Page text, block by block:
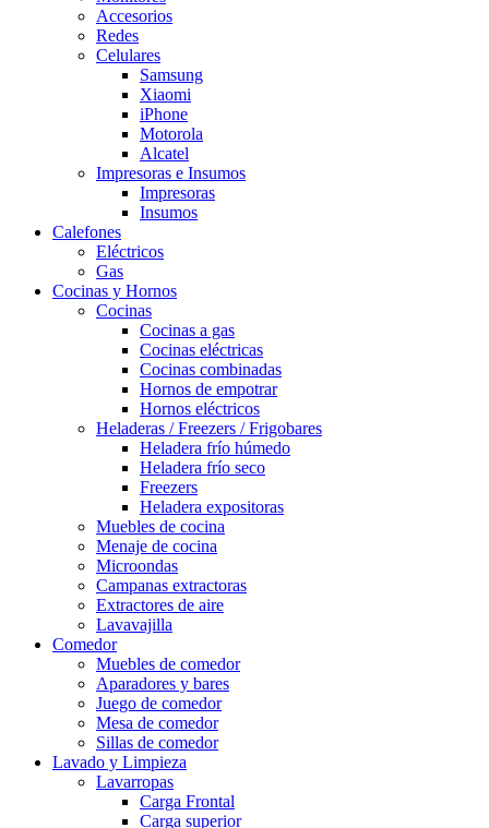
Accesorios
Redes
Celulares
Samsung
Xiaomi
iPhone
Motorola
Alcatel
Impresoras e Insumos
Impresoras
Insumos
Calefones
Eléctricos
Gas
Cocinas y Hornos
Cocinas
Cocinas a gas
Cocinas eléctricas
Cocinas combinadas
Hornos de empotrar
Hornos eléctricos
Heladeras / Freezers / Frigobares
Heladera frío húmedo
Heladera frío seco
Freezers
Heladera expositoras
Muebles de cocina
Menaje de cocina
Microondas
Campanas extractoras
Extractores de aire
Lavavajilla
Comedor
Muebles de comedor
Aparadores y bares
Juego de comedor
Mesa de comedor
Sillas de comedor
Lavado y Limpieza
Lavarropas
Carga Frontal
Carga superior